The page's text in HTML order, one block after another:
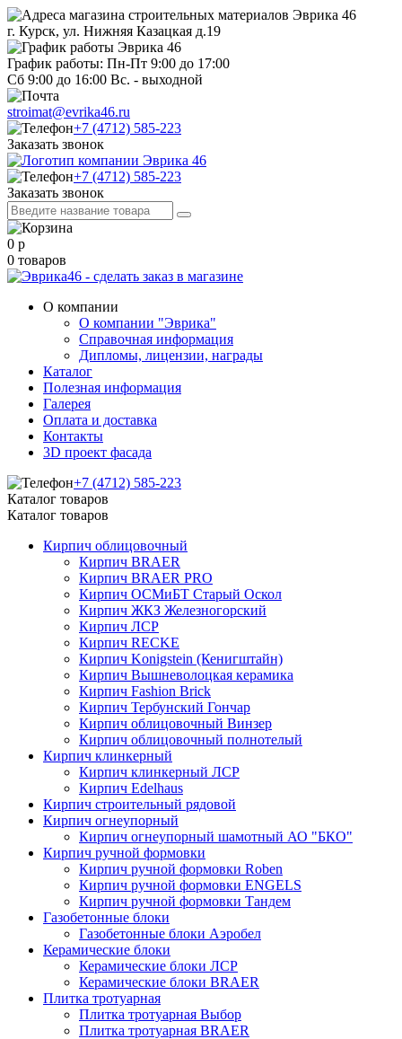
г. Курск, ул. Нижняя Казацкая д.19
График работы: Пн-Пт 9:00 до 17:00
Сб 9:00 до 16:00 Вс. - выходной
stroimat@evrika46.ru
+7 (4712) 585-223
Заказать звонок
+7 (4712) 585-223
Заказать звонок
0 р
0 товаров
О компании
О компании "Эврика"
Справочная информация
Дипломы, лицензии, награды
Каталог
Полезная информация
Галерея
Оплата и доставка
Контакты
3D проект фасада
+7 (4712) 585-223
Каталог товаров
Каталог товаров
Кирпич облицовочный
Кирпич BRAER
Кирпич BRAER PRO
Кирпич ОСМиБТ Старый Оскол
Кирпич ЖКЗ Железногорский
Кирпич ЛСР
Кирпич RECKE
Кирпич Konigstein (Кенигштайн)
Кирпич Вышневолоцкая керамика
Кирпич Fashion Brick
Кирпич Тербунский Гончар
Кирпич облицовочный Винзер
Кирпич облицовочный полнотелый
Кирпич клинкерный
Кирпич клинкерный ЛСР
Кирпич Edelhaus
Кирпич строительный рядовой
Кирпич огнеупорный
Кирпич огнеупорный шамотный АО "БКО"
Кирпич ручной формовки
Кирпич ручной формовки Roben
Кирпич ручной формовки ENGELS
Кирпич ручной формовки Тандем
Газобетонные блоки
Газобетонные блоки Аэробел
Керамические блоки
Керамические блоки ЛСР
Керамические блоки BRAER
Плитка тротуарная
Плитка тротуарная Выбор
Плитка тротуарная BRAER